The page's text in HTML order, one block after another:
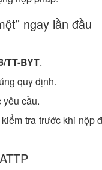
ngay lần đầu
TT-BYT.
quy định.
yêu cầu.
kiểm tra trước khi nộp